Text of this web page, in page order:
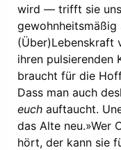
wird — trifft sie
(Über)Lebenskraft
ihren pulsierenden
braucht für die
Dass man auch
euch auftaucht.
das Alte neu.»Wer
hört, der kann sie